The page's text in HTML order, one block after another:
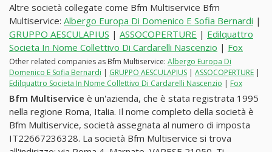
Altre società collegate come Bfm Multiservice Bfm
Multiservice: Albergo Europa Di Domenico E Sofia Bernardi |
GRUPPO AESCULAPIUS | ASSOCOPERTURE | Edilquattro
Societa In Nome Collettivo Di Cardarelli Nascenzio | Fox
Other related companies as Bfm Multiservice: Albergo Europa Di
Domenico E Sofia Bernardi | GRUPPO AESCULAPIUS | ASSOCOPERTURE |
Edilquattro Societa In Nome Collettivo Di Cardarelli Nascenzio | Fox
Bfm Multiservice è un'azienda, che è stata registrata 1995
nella regione Roma, Italia. Il nome completo della società è
Bfm Multiservice, società assegnata al numero di imposta
IT22667236328. La società Bfm Multiservice si trova